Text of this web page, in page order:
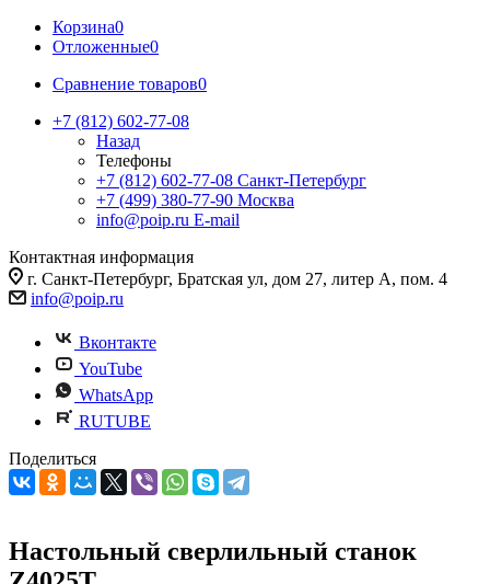
Корзина0
Отложенные0
Сравнение товаров0
+7 (812) 602-77-08
Назад
Телефоны
+7 (812) 602-77-08 Санкт-Петербург
+7 (499) 380-77-90 Москва
info@poip.ru E-mail
Контактная информация
г. Санкт-Петербург, Братская ул, дом 27, литер А, пом. 4
info@poip.ru
Вконтакте
YouTube
WhatsApp
RUTUBE
Поделиться
Настольный сверлильный станок